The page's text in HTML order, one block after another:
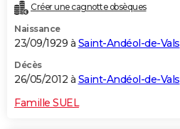
Créer une cagnotte obsèques
Naissance
23/09/1929 à Saint-Andéol-de-Vals
Décès
26/05/2012 à Saint-Andéol-de-Vals
Famille SUEL